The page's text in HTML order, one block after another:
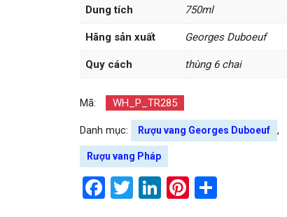
Dung tích 750ml
Hãng sản xuất Georges Duboeuf
Quy cách thùng 6 chai
Mã: WH_P_TR285
Danh mục: Rượu vang Georges Duboeuf ,
Rượu vang Pháp
Facebook
Twitter
LinkedIn
Pinterest